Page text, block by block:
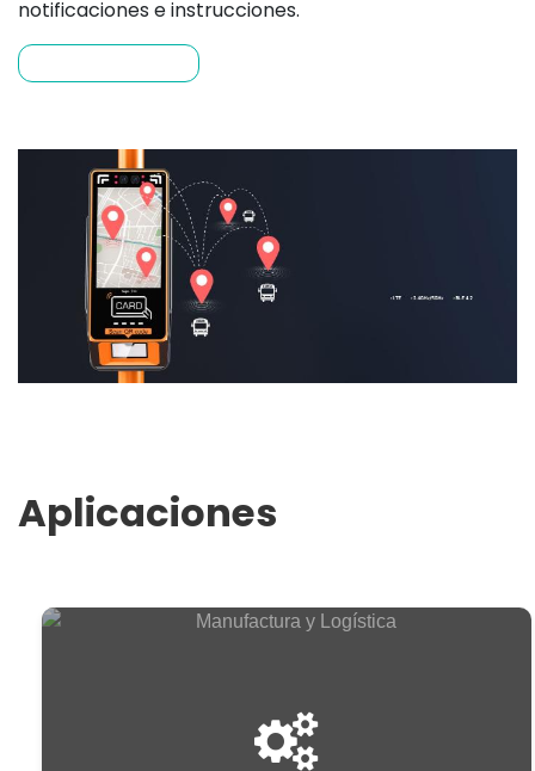
notificaciones e instrucciones.
Aplicaciones